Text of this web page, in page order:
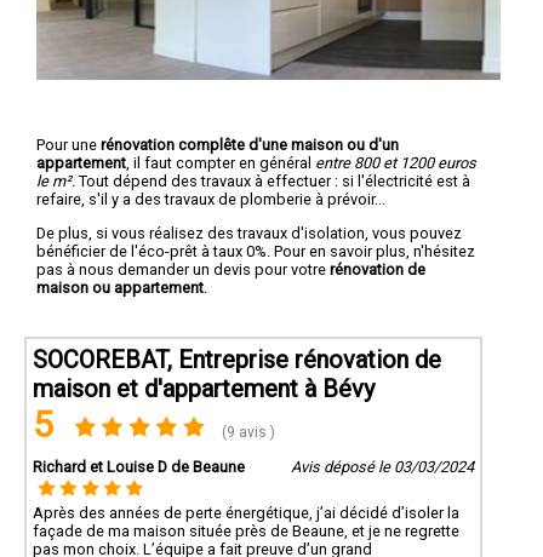
Pour une rénovation complête d'une maison ou d'un
appartement , il faut compter en général entre 800 et 1200 euros
le m². Tout dépend des travaux à effectuer : si l'électricité est à
refaire, s'il y a des travaux de plomberie à prévoir...
De plus, si vous réalisez des travaux d'isolation, vous pouvez
bénéficier de l'éco-prêt à taux 0%. Pour en savoir plus, n'hésitez
pas à nous demander un devis pour votre rénovation de
maison ou appartement
SOCOREBAT, Entreprise rénovation de
maison et d'appartement à Bévy
5 (9 avis )
Richard et Louise D de Beaune Avis déposé le 03/03/2024
Après des années de perte énergétique, j’ai décidé d’isoler la
façade de ma maison située près de Beaune, et je ne regrette
pas mon choix. L’équipe a fait preuve d’un grand